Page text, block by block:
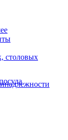
столовых